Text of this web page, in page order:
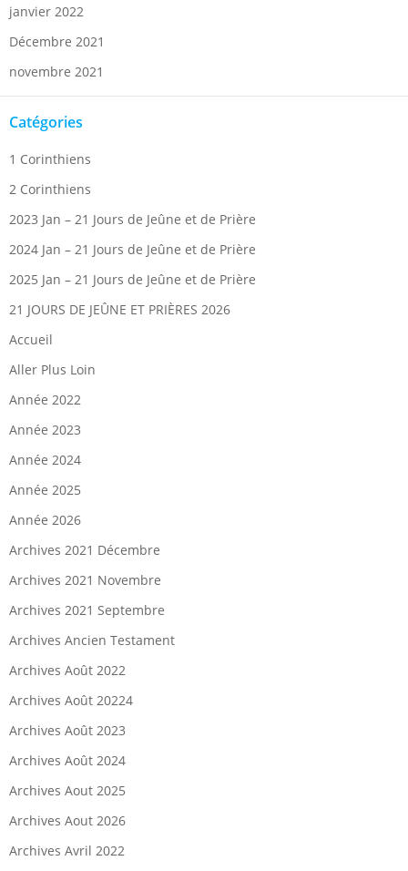
janvier 2022
Décembre 2021
novembre 2021
Catégories
1 Corinthiens
2 Corinthiens
2023 Jan – 21 Jours de Jeûne et de Prière
2024 Jan – 21 Jours de Jeûne et de Prière
2025 Jan – 21 Jours de Jeûne et de Prière
21 JOURS DE JEÛNE ET PRIÈRES 2026
Accueil
Aller Plus Loin
Année 2022
Année 2023
Année 2024
Année 2025
Année 2026
Archives 2021 Décembre
Archives 2021 Novembre
Archives 2021 Septembre
Archives Ancien Testament
Archives Août 2022
Archives Août 20224
Archives Août 2023
Archives Août 2024
Archives Aout 2025
Archives Aout 2026
Archives Avril 2022